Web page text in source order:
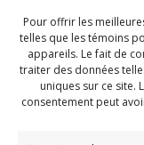
Pour offrir les
telles que les témoins
appareils. Le fait de
traiter des données
uniques sur ce site.
consentement peut